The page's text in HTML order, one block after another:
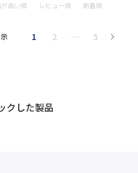
高い順 レビュー順 新着順
1 2 … 5
クした製品